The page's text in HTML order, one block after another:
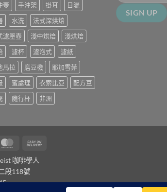
壺
手沖架 掛耳
日曬
水洗
法式深烘焙
濾壓壺
淺中烘焙
淺烘焙
濾杯 濾泡式
濾紙
馬拉
磨豆機
耶加雪菲
蜜處理 衣索比亞
配方豆
隨行杯 非洲
MasterCard
咖啡學人
段118號